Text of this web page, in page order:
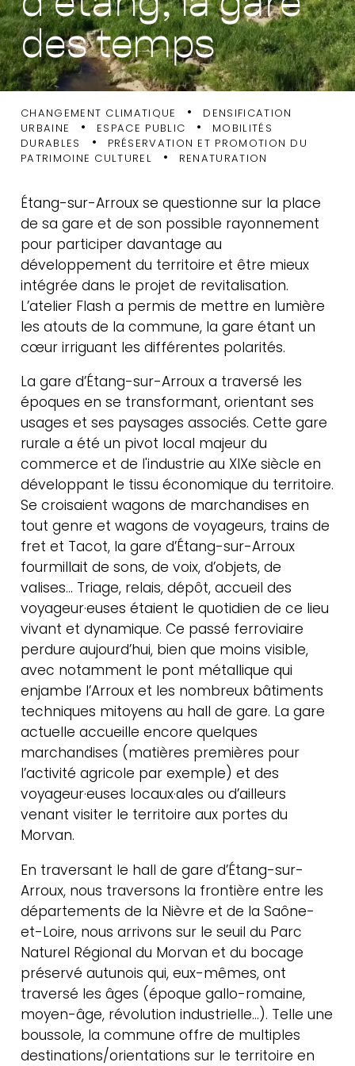
des temps
CHANGEMENT CLIMATIQUE •
DENSIFICATION
URBAINE
• ESPACE PUBLIC •
MOBILITÉS
DURABLES
•
PRÉSERVATION ET PROMOTION DU
PATRIMOINE CULTUREL
• RENATURATION
Étang-sur-Arroux se questionne sur la place
de sa gare et de son possible rayonnement
pour participer davantage au
développement du territoire et être mieux
intégrée dans le projet de revitalisation.
L’atelier Flash a permis de mettre en lumière
les atouts de la commune, la gare étant un
cœur irriguant les différentes polarités.
La gare d’Étang-sur-Arroux a traversé les
époques en se transformant, orientant ses
usages et ses paysages associés. Cette gare
rurale a été un pivot local majeur du
commerce et de l'industrie au XIXe siècle en
développant le tissu économique du territoire.
Se croisaient wagons de marchandises en
tout genre et wagons de voyageurs, trains de
fret et Tacot, la gare d’Étang-sur-Arroux
fourmillait de sons, de voix, d’objets, de
valises… Triage, relais, dépôt, accueil des
voyageur·euses étaient le quotidien de ce lieu
vivant et dynamique. Ce passé ferroviaire
perdure aujourd’hui, bien que moins visible,
avec notamment le pont métallique qui
enjambe l’Arroux et les nombreux bâtiments
techniques mitoyens au hall de gare. La gare
actuelle accueille encore quelques
marchandises (matières premières pour
l’activité agricole par exemple) et des
voyageur·euses locaux·ales ou d’ailleurs
venant visiter le territoire aux portes du
Morvan.
En traversant le hall de gare d’Étang-sur-
Arroux, nous traversons la frontière entre les
départements de la Nièvre et de la Saône-
et-Loire, nous arrivons sur le seuil du Parc
Naturel Régional du Morvan et du bocage
préservé autunois qui, eux-mêmes, ont
traversé les âges (époque gallo-romaine,
moyen-âge, révolution industrielle…). Telle une
boussole, la commune offre de multiples
destinations/orientations sur le territoire en
méthodes &
ressources
Actualités
Contact
Newsletter